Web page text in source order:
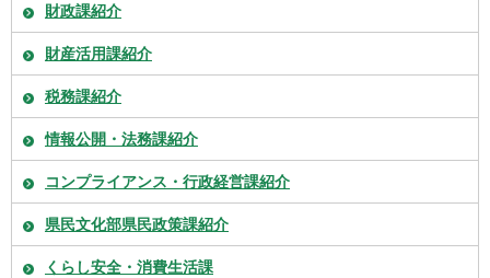
財政課紹介
財産活用課紹介
税務課紹介
情報公開・法務課紹介
コンプライアンス・行政経営課紹介
県民文化部県民政策課紹介
くらし安全・消費生活課